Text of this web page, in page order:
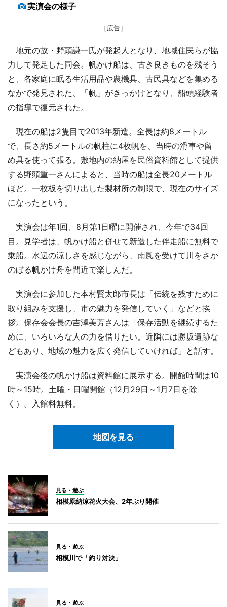
実演会の様子
［広告］
地元の故・野頭謙一氏が発起人となり、地域住民らが協
力して発足した同会。帆かけ船は、古き良きものを残そう
と、各家庭に眠る生活用品や農機具、古民具などを集める
なかで発見された、「帆」がきっかけとなり、船頭経験者
の指導で復元された。
現在の船は2隻目で2013年新造。全長は約8メートル
で、長さ約5メートルの帆柱に4枚帆を、当時の滑車や留
め具を使って張る。敷地内の納屋を民俗資料館として提供
する野頭重一さんによると、当時の船は全長20メートル
ほど。一枚板を切り出した製材所の制限で、現在のサイズ
になったという。
実演会は年1回、8月第1日曜に開催され、今年で34回
目。見学者は、帆かけ船と併せて新造した伴走船に無料で
乗船。水辺の涼しさを感じながら、南風を受けて川をさか
のぼる帆かけ舟を間近で楽しんだ。
実演会に参加した本村賢太郎市長は「伝統を残すために
取り組みを支援し、市の魅力を発信していく」などと挨
拶。保存会会長の吉澤美芳さんは「保存活動を継続するた
めに、いろいろな人の力を借りたい。近隣には勝坂遺跡な
どもあり、地域の魅力を広く発信していければ」と話す。
実演会後の帆かけ船は資料館に展示する。開館時間は10
時～15時。土曜・日曜開館（12月29日～1月7日を除
く）。入館料無料。
地図を見る
見る・遊ぶ
相模原納涼花火大会、2年ぶり開催
見る・遊ぶ
相模川で「釣り対決」
見る・遊ぶ